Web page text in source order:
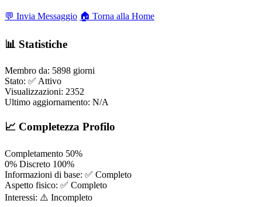
💬 Invia Messaggio 🏠 Torna alla Home
📊 Statistiche
Membro da: 5898 giorni
Stato: ✅ Attivo
Visualizzazioni: 2352
Ultimo aggiornamento: N/A
📈 Completezza Profilo
Completamento 50%
0% Discreto 100%
Informazioni di base: ✅ Completo
Aspetto fisico: ✅ Completo
Interessi: ⚠️ Incompleto